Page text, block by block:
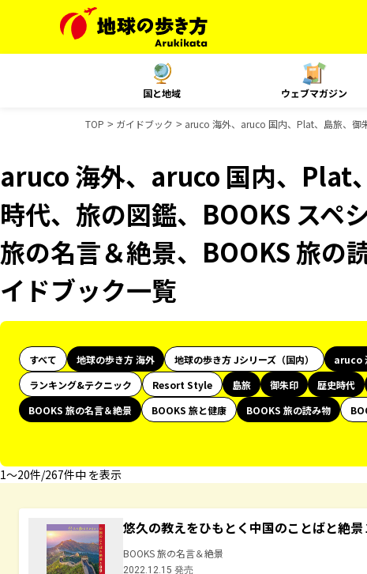
国と地域 ウェブマガジン
TOP ガイドブック aruco 海外、aruco 国内、Plat、島旅、御
aruco 海外、aruco 国内、Plat
時代、旅の図鑑、BOOKS スペ
旅の名言＆絶景、BOOKS 旅の
イドブック一覧
すべて 地球の歩き方 海外 地球の歩き方 Jシリーズ（国内） aruco
ランキング&テクニック
Resort Style 島旅 御朱印 歴史時代
BOOKS 旅の名言＆絶景
BOOKS 旅と健康 BOOKS 旅の読み物
1〜20件/267件中 を表示
悠久の教えをひもとく中国のことばと絶景
BOOKS 旅の名言＆絶景
2022.12.15 発売